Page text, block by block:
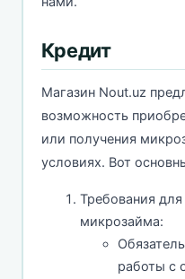
Кредит
Магазин Nout.uz
возможность
или получения
условиях. Вот
Требования
микрозайма:
работы с